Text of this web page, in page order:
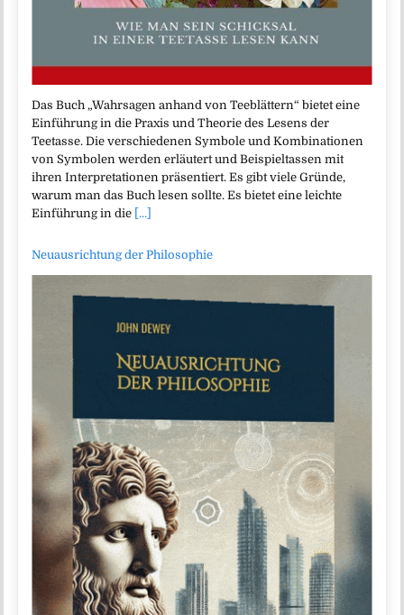
Das Buch „Wahrsagen anhand von Teeblättern“ bietet eine
Einführung in die Praxis und Theorie des Lesens der
Teetasse. Die verschiedenen Symbole und Kombinationen
von Symbolen werden erläutert und Beispieltassen mit
ihren Interpretationen präsentiert. Es gibt viele Gründe,
warum man das Buch lesen sollte. Es bietet eine leichte
Einführung in die [...]
Neuausrichtung der Philosophie